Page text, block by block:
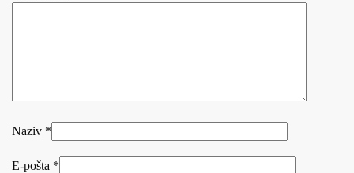
Naziv *
E-pošta *